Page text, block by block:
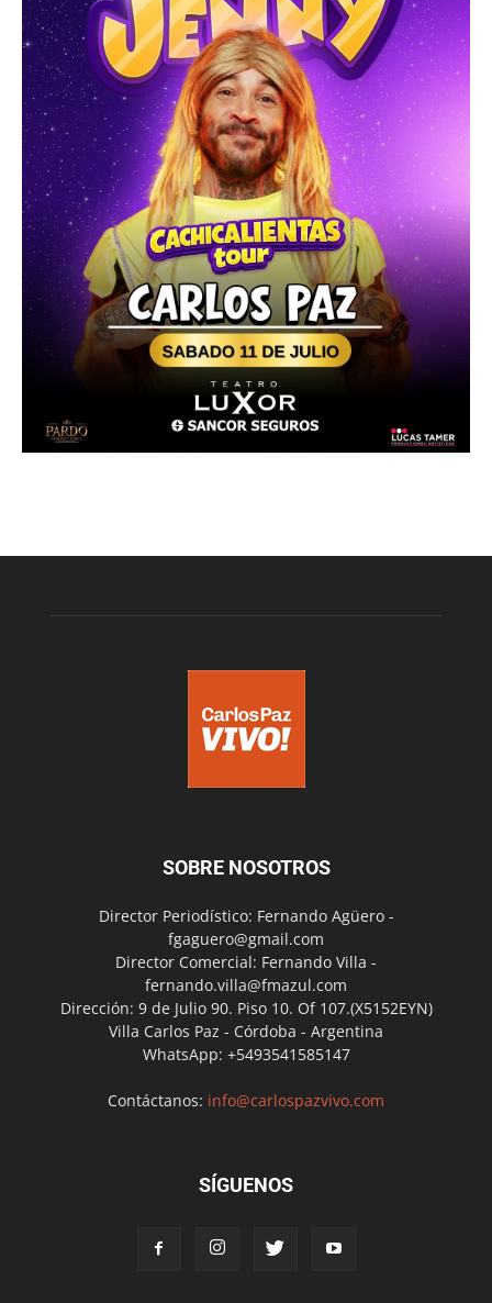
SOBRE NOSOTROS
Director Periodístico: Fernando Agüero -
fgaguero@gmail.com
Director Comercial: Fernando Villa -
fernando.villa@fmazul.com
Dirección: 9 de Julio 90. Piso 10. Of 107.(X5152EYN)
Villa Carlos Paz - Córdoba - Argentina
WhatsApp: +5493541585147
Contáctanos: info@carlospazvivo.com
SÍGUENOS